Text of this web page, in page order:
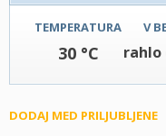
TEMPERATURA
30 °C
V
rahlo
DODAJ MED PRILJUBLJENE